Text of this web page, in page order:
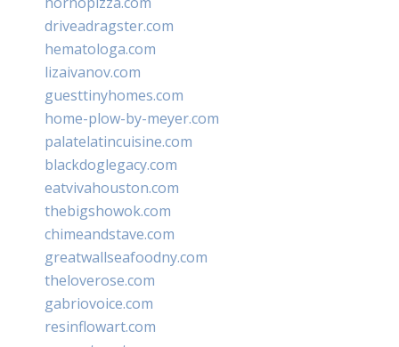
driveadragster.com
hematologa.com
lizaivanov.com
guesttinyhomes.com
home-plow-by-meyer.com
palatelatincuisine.com
blackdoglegacy.com
eatvivahouston.com
thebigshowok.com
chimeandstave.com
greatwallseafoodny.com
theloverose.com
gabriovoice.com
resinflowart.com